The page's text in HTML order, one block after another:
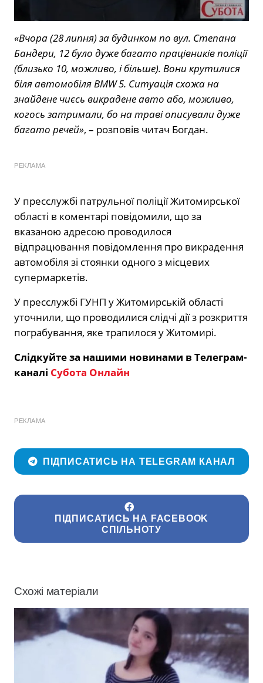
«Вчора (28 липня) за будинком по вул. Степана
Бандери, 12 було дуже багато працівників поліції
(близько 10, можливо, і більше). Вони крутилися
біля автомобіля BMW 5. Ситуація схожа на
знайдене чиєсь викрадене авто або, можливо,
когось затримали, бо на траві описували дуже
багато речей», – розповів читач Богдан.
РЕКЛАМА
У пресслужбі патрульної поліції Житомирської
області в коментарі повідомили, що за
вказаною адресою проводилося
відпрацювання повідомлення про викрадення
автомобіля зі стоянки одного з місцевих
супермаркетів.
У пресслужбі ГУНП у Житомирській області
уточнили, що проводилися слідчі дії з розкриття
пограбування, яке трапилося у Житомирі.
Слідкуйте за нашими новинами в Телеграм-
каналі Субота Онлайн
РЕКЛАМА
ПІДПИСАТИСЬ НА TELEGRAM КАНАЛ
ПІДПИСАТИСЬ НА FACEBOOK
СПІЛЬНОТУ
Схожі матеріали